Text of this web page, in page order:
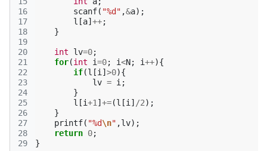
16
17
18
19
20
21
22
23
24
25
26
27
28
29
scanf( "%d" ,&a);
l [a] ++;
}
int lv=0;
for(int i=0; i<N; i++){
if(l [i ] >0){
lv = i ;
}
l [i+1 ] +=(l [i ] /2);
}
printf( "%d\n" ,lv);
return 0;
}